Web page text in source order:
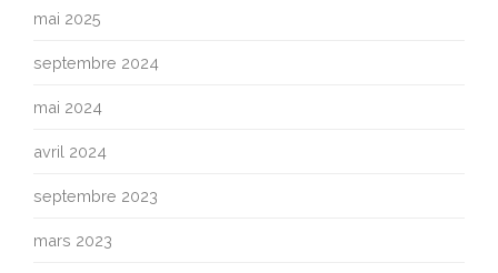
mai 2025
septembre 2024
mai 2024
avril 2024
septembre 2023
mars 2023